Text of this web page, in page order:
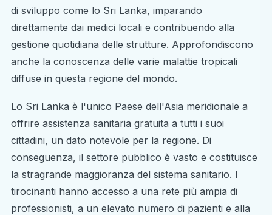
di sviluppo come lo Sri Lanka, imparando
direttamente dai medici locali e contribuendo alla
gestione quotidiana delle strutture. Approfondiscono
anche la conoscenza delle varie malattie tropicali
diffuse in questa regione del mondo.
Lo Sri Lanka è l'unico Paese dell'Asia meridionale a
offrire assistenza sanitaria gratuita a tutti i suoi
cittadini, un dato notevole per la regione. Di
conseguenza, il settore pubblico è vasto e costituisce
la stragrande maggioranza del sistema sanitario. I
tirocinanti hanno accesso a una rete più ampia di
professionisti, a un elevato numero di pazienti e alla